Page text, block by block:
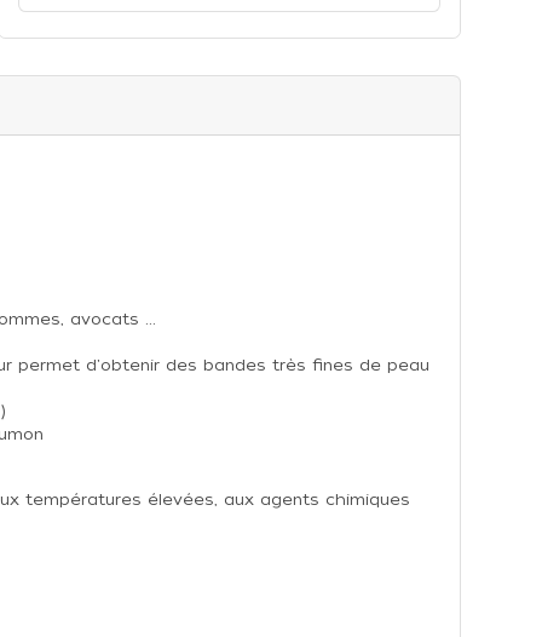
avocats ...
permet d'obtenir des bandes très fines de peau
températures élevées, aux agents chimiques